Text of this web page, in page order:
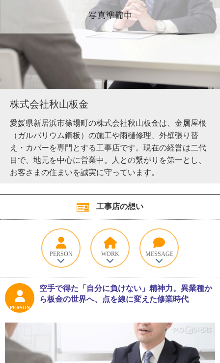
株式会社秋山板金
愛媛県新居浜市篠場町の株式会社秋山板金は、金属屋根
（ガルバリウム鋼板）の施工や雨樋修理、外壁張り替
え・カバーを専門とする工事店です。現在の経営は二代
目で、地元を中心に営業中。人との繋がりを第一とし、
お客さまの住まいを誠実に守っています。
工事店の想い
PERSON WORK MESSAGE
PERSON
空手で得た「自分に負けない」精神力。異業種か
ら板金の世界へ、点を線に変えた修業時代